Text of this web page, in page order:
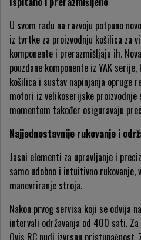
U svom radu na razvoju potpuno
iz tvrtke za proizvodnju košilica za
komponente i prerazmišljaju ih.
pouzdane komponente iz YAK
košilica i sustav napinjanja opruge
motori iz velikoserijske
momentom također osiguravaju
Najjednostavnije rukovanje i
Jasni elementi za upravljanje i
samo udobno i intuitivno rukovanje,
manevriranje stroja.
Nakon prvog servisa koji se odvija
intervali održavanja od 400 sati. Za
Ovis RC nudi izvrsnu